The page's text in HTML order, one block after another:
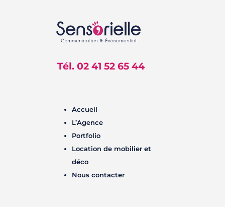
Tél. 02 41 52 65 44
Accueil
L’Agence
Portfolio
Location de mobilier et
déco
Nous contacter